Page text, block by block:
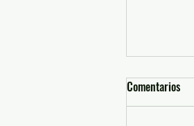
Comentarios